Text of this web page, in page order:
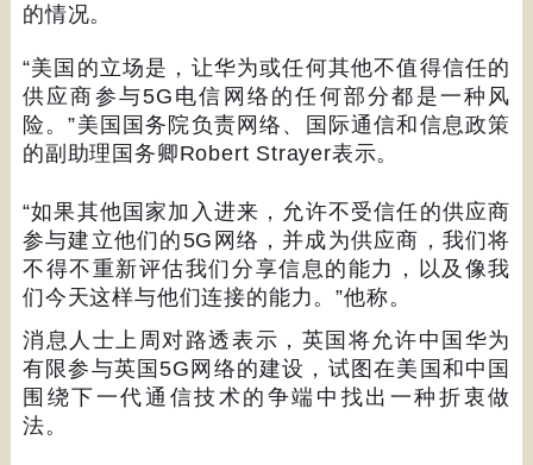
的情况。
“美国的立场是，让华为或任何其他不值得信任的
供应商参与5G 电信网络的任何部分都是一种风
险。”美国国务院负责网络、国际通信和信息政策
的副助理国务卿Robert Strayer表示。
“如果其他国家加入进来，允许不受信任的供应商
参与建立他们的5G 网络，并成为供应商，我们将
不得不重新评估我们分享信息的能力，以及像我
们今天这样与他们连接的能力。”他称。
消息人士上周对路透表示，英国将允许中国华为
有限参与英国5G 网络的建设，试图在美国和中国
围绕下一代通信技术的争端中找出一种折衷做
法。